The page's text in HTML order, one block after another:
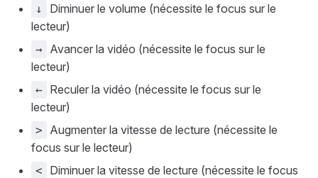
↓
Diminuer le volume (nécessite le focus sur le
lecteur)
→
Avancer la vidéo (nécessite le focus sur le
lecteur)
←
Reculer la vidéo (nécessite le focus sur le
lecteur)
>
Augmenter la vitesse de lecture (nécessite le
focus sur le lecteur)
<
Diminuer la vitesse de lecture (nécessite le focus